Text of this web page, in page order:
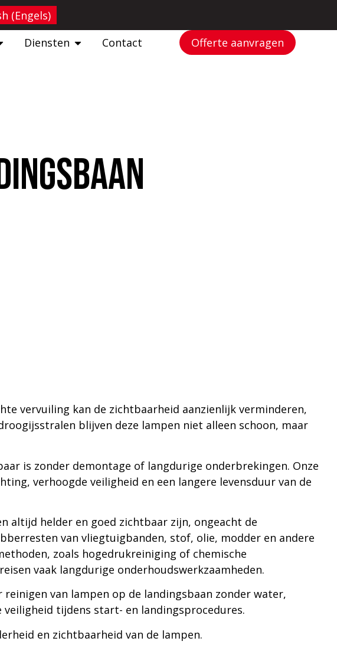
(Engels)
Diensten Contact Offerte aanvragen
vervuiling kan de zichtbaarheid aanzienlijk verminderen,
blijven deze lampen niet alleen schoon, maar
is zonder demontage of langdurige onderbrekingen. Onze
verhoogde veiligheid en een langere levensduur van de
altijd helder en goed zichtbaar zijn, ongeacht de
van vliegtuigbanden, stof, olie, modder en andere
zoals hogedrukreiniging of chemische
vaak langdurige onderhoudswerkzaamheden.
van lampen op de landingsbaan zonder water,
tijdens start- en landingsprocedures.
en zichtbaarheid van de lampen.